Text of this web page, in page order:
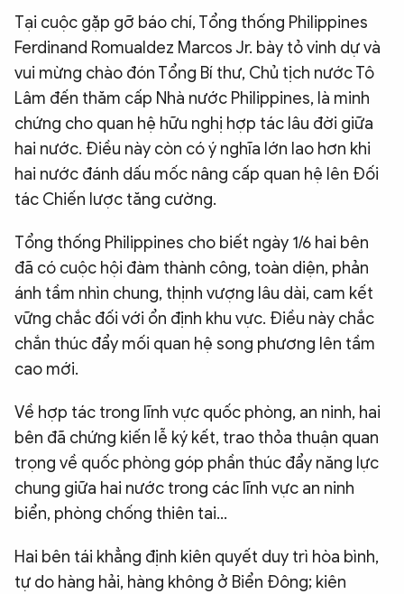
Tại cuộc gặp gỡ báo chí, Tổng thống Philippines
Ferdinand Romualdez Marcos Jr. bày tỏ vinh dự và
vui mừng chào đón Tổng Bí thư, Chủ tịch nước Tô
Lâm đến thăm cấp Nhà nước Philippines, là minh
chứng cho quan hệ hữu nghị hợp tác lâu đời giữa
hai nước. Điều này còn có ý nghĩa lớn lao hơn khi
hai nước đánh dấu mốc nâng cấp quan hệ lên Đối
tác Chiến lược tăng cường.
Tổng thống Philippines cho biết ngày 1/6 hai bên
đã có cuộc hội đàm thành công, toàn diện, phản
ánh tầm nhìn chung, thịnh vượng lâu dài, cam kết
vững chắc đối với ổn định khu vực. Điều này chắc
chắn thúc đẩy mối quan hệ song phương lên tầm
cao mới.
Về hợp tác trong lĩnh vực quốc phòng, an ninh, hai
bên đã chứng kiến lễ ký kết, trao thỏa thuận quan
trọng về quốc phòng góp phần thúc đẩy năng lực
chung giữa hai nước trong các lĩnh vực an ninh
biển, phòng chống thiên tai...
Hai bên tái khẳng định kiên quyết duy trì hòa bình,
tự do hàng hải, hàng không ở Biển Đông; kiên